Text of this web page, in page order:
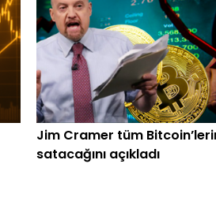
Jim Cramer tüm
satacağını açıkladı